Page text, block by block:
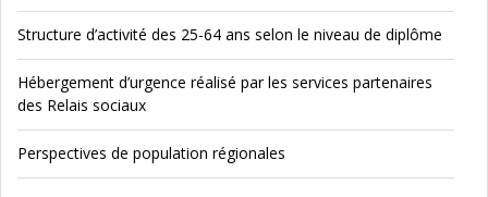
Structure d’activité des 25-64 ans selon le niveau de diplôme
Hébergement d’urgence réalisé par les services partenaires
des Relais sociaux
Perspectives de population régionales